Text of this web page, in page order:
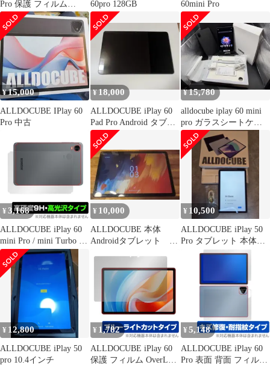
Pro 保護 フィルム
OverLay Eye Protector
9H for オールドキュー
ブ 液晶保護 9H 高硬度
ブルーライトカット
60pro 128GB 60mini Pro
¥15,000
ALLDOCUBE IPlay 60
Pro 中古
¥18,000
ALLDOCUBE iPlay 60
Pad Pro Android タブレ
ット
¥15,780
alldocube iplay 60 mini
pro ガラスシートケー
ス箱一式
¥ 3,168
ALLDOCUBE iPlay 60
mini Pro / mini Turbo 背
面 保護 フィルム
OverLay 9H Brilliant for
オールドキューブ タブ
レット 高硬度 高光沢
¥ 10,000
ALLDOCUBE 本体
Androidタブレット
¥ 10,500
ALLDOCUBE iPlay 50
Pro タブレット 本体＋
おまけ4点
¥ 12,800
ALLDOCUBE iPlay 50
pro 10.4インチ
¥ 1,782
ALLDOCUBE iPlay 60
保護 フィルム OverLay
¥ 5,148
ALLDOCUBE iPlay 60
Pro 表面 背面 フィルム